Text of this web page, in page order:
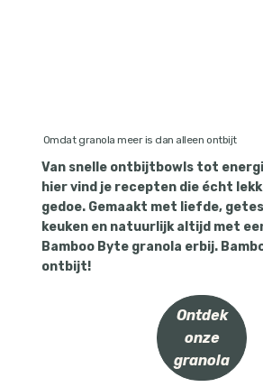
Omdat granola meer is dan alleen ontbijt
Van snelle ontbijtbowls tot
hier vind je recepten die écht
gedoe. Gemaakt met liefde,
keuken en natuurlijk altijd met
Bamboo Byte granola erbij.
ontbijt!
Ontdek
onze
granola